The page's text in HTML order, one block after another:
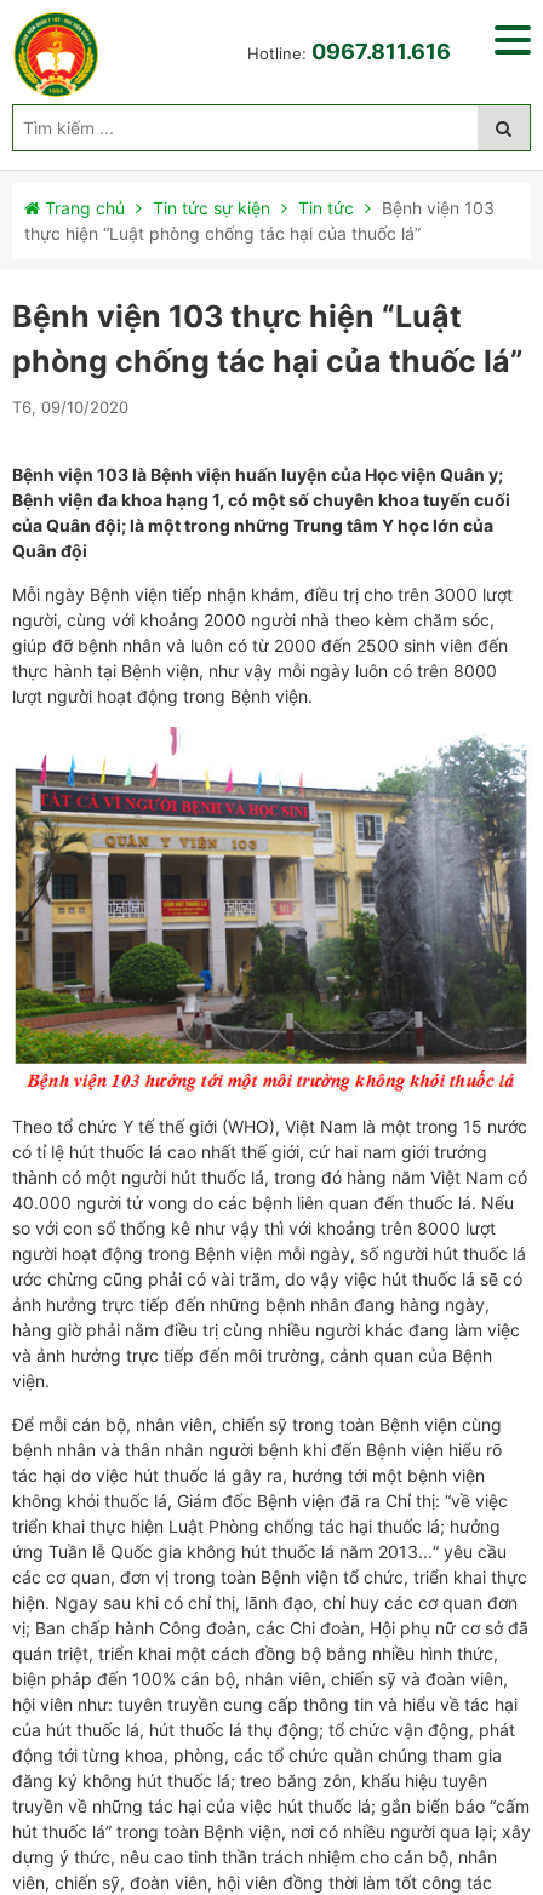
Hotline: 0967.811.616
Trang chủ Tin tức sự kiện Tin tức
Bệnh viện 103
thực hiện “Luật phòng chống tác hại của thuốc lá”
Bệnh viện 103 thực hiện “Luật
phòng chống tác hại của thuốc lá”
T6, 09/10/2020
Bệnh viện 103 là Bệnh viện huấn luyện của Học viện Quân y;
Bệnh viện đa khoa hạng 1, có một số chuyên khoa tuyến cuối
của Quân đội; là một trong những Trung tâm Y học lớn của
Quân đội
Mỗi ngày Bệnh viện tiếp nhận khám, điều trị cho trên 3000 lượt
người, cùng với khoảng 2000 người nhà theo kèm chăm sóc,
giúp đỡ bệnh nhân và luôn có từ 2000 đến 2500 sinh viên đến
thực hành tại Bệnh viện, như vậy mỗi ngày luôn có trên 8000
lượt người hoạt động trong Bệnh viện.
Theo tổ chức Y tế thế giới (WHO), Việt Nam là một trong 15 nước
có tỉ lệ hút thuốc lá cao nhất thế giới, cứ hai nam giới trưởng
thành có một người hút thuốc lá, trong đó hàng năm Việt Nam có
40.000 người tử vong do các bệnh liên quan đến thuốc lá. Nếu
so với con số thống kê như vậy thì với khoảng trên 8000 lượt
người hoạt động trong Bệnh viện mỗi ngày, số người hút thuốc lá
ước chừng cũng phải có vài trăm, do vậy việc hút thuốc lá sẽ có
ảnh hưởng trực tiếp đến những bệnh nhân đang hàng ngày,
hàng giờ phải nằm điều trị cùng nhiều người khác đang làm việc
và ảnh hưởng trực tiếp đến môi trường, cảnh quan của Bệnh
viện.
Để mỗi cán bộ, nhân viên, chiến sỹ trong toàn Bệnh viện cùng
bệnh nhân và thân nhân người bệnh khi đến Bệnh viện hiểu rõ
tác hại do việc hút thuốc lá gây ra, hướng tới một bệnh viện
không khói thuốc lá, Giám đốc Bệnh viện đã ra Chỉ thị: “về việc
triển khai thực hiện Luật Phòng chống tác hại thuốc lá; hưởng
ứng Tuần lễ Quốc gia không hút thuốc lá năm 2013...“ yêu cầu
các cơ quan, đơn vị trong toàn Bệnh viện tổ chức, triển khai thực
hiện. Ngay sau khi có chỉ thị, lãnh đạo, chỉ huy các cơ quan đơn
vị; Ban chấp hành Công đoàn, các Chi đoàn, Hội phụ nữ cơ sở đã
quán triệt, triển khai một cách đồng bộ bằng nhiều hình thức,
biện pháp đến 100% cán bộ, nhân viên, chiến sỹ và đoàn viên,
hội viên như: tuyên truyền cung cấp thông tin và hiểu về tác hại
của hút thuốc lá, hút thuốc lá thụ động; tổ chức vận động, phát
động tới từng khoa, phòng, các tổ chức quần chúng tham gia
đăng ký không hút thuốc lá; treo băng zôn, khẩu hiệu tuyên
truyền về những tác hại của việc hút thuốc lá; gắn biển báo “cấm
hút thuốc lá” trong toàn Bệnh viện, nơi có nhiều người qua lại; xây
dựng ý thức, nêu cao tinh thần trách nhiệm cho cán bộ, nhân
viên, chiến sỹ, đoàn viên, hội viên đồng thời làm tốt công tác